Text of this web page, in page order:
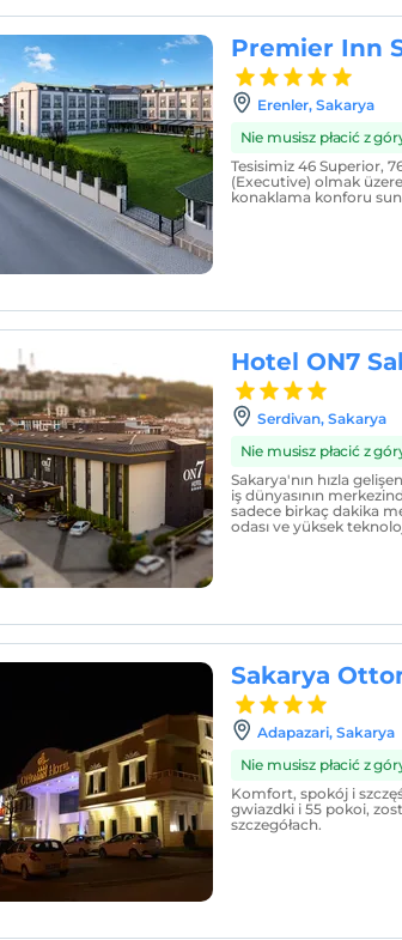
Premier Inn
Erenler, Sakarya
Nie musisz płacić z
Tesisimiz 46 Superior,
(Executive) olmak
konaklama konforu
Hotel ON7
Serdivan, Sakarya
Nie musisz płacić z
Sakarya'nın hızla
iş dünyasının
sadece birkaç dakika
odası ve yüksek
Sakarya
Adapazari, Sakarya
Nie musisz płacić z
Komfort, spokój i
gwiazdki i 55 pokoi,
szczegółach.